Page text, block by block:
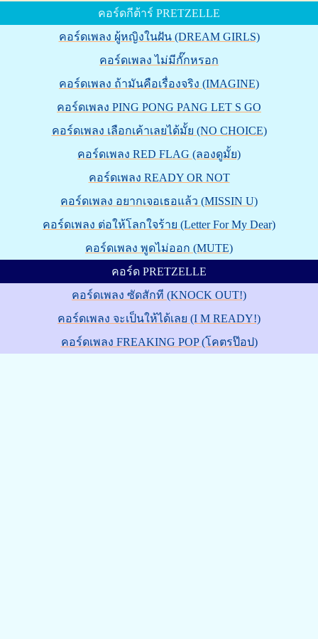
คอร์ดกีต้าร์ PRETZELLE
คอร์ดเพลง ผู้หญิงในฝัน (DREAM GIRLS)
คอร์ดเพลง ไม่มีกั๊กหรอก
คอร์ดเพลง ถ้ามันคือเรื่องจริง (IMAGINE)
คอร์ดเพลง PING PONG PANG LET S GO
คอร์ดเพลง เลือกเค้าเลยได้มั้ย (NO CHOICE)
คอร์ดเพลง RED FLAG (ลองดูมั้ย)
คอร์ดเพลง READY OR NOT
คอร์ดเพลง อยากเจอเธอแล้ว (MISSIN U)
คอร์ดเพลง ต่อให้โลกใจร้าย (Letter For My Dear)
คอร์ดเพลง พูดไม่ออก (MUTE)
คอร์ด PRETZELLE
คอร์ดเพลง ซัดสักที (KNOCK OUT!)
คอร์ดเพลง จะเป็นให้ได้เลย (I M READY!)
คอร์ดเพลง FREAKING POP (โคตรป๊อป)